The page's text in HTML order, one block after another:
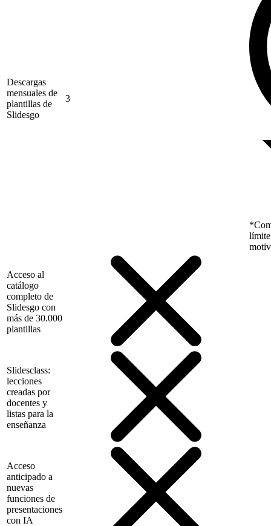
Descargas
mensuales de
plantillas de
Slidesgo
3
límite
Acceso al
catálogo
completo de
Slidesgo con
más de 30.000
plantillas
Slidesclass:
lecciones
creadas por
docentes y
listas para la
enseñanza
Acceso
anticipado a
nuevas
funciones de
presentaciones
con IA